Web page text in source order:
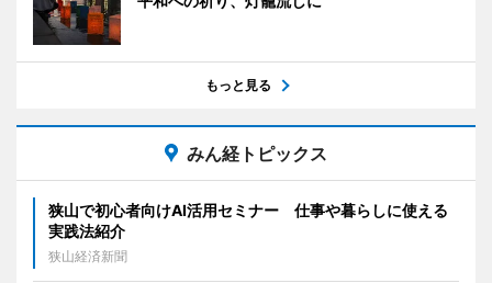
もっと見る
みん経トピックス
狭山で初心者向けAI活用セミナー 仕事や暮らしに使える
実践法紹介
狭山経済新聞